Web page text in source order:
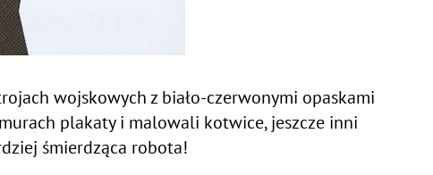
wojskowych z biało-czerwonymi opaskami
plakaty i malowali kotwice, jeszcze inni
śmierdząca robota!